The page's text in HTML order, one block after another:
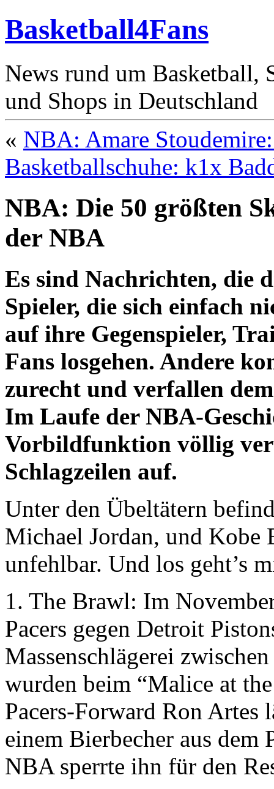
Basketball4Fans
News rund um Basketball,
und Shops in Deutschland
« NBA: Amare
Basketballschuhe: k1x
NBA: Die 50 größten
der NBA
Es sind Nachrichten, die
Spieler, die sich einfach
auf ihre Gegenspieler,
Fans losgehen. Andere
zurecht und verfallen
Im Laufe der NBA-
Vorbildfunktion völlig
Schlagzeilen auf.
Unter den Übeltätern
Michael Jordan, und Kobe
unfehlbar. Und los geht’s
1. The Brawl: Im
Pacers gegen Detroit
Massenschlägerei
wurden beim “Malice at
Pacers-Forward Ron Artes
einem Bierbecher aus
NBA sperrte ihn für den